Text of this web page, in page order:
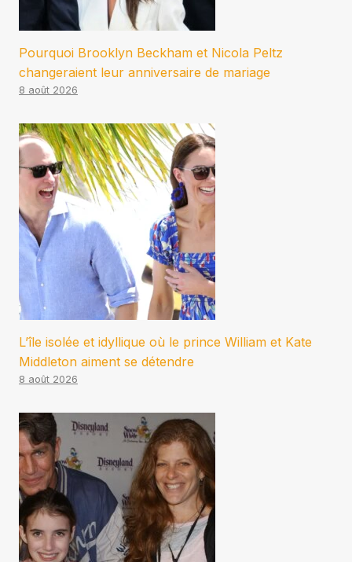
Pourquoi Brooklyn Beckham et Nicola Peltz
changeraient leur anniversaire de mariage
8 août 2026
L’île isolée et idyllique où le prince William et Kate
Middleton aiment se détendre
8 août 2026